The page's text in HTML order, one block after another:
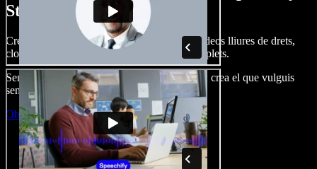
Studio.
Crea dobl. de veu, afegeix imatges, àudio, vídeos lliures de drets,
clona veus i munta projectes multimèdia complets.
Sense corba d’aprenentatge, tot al navegador: crea el que vulguis
sense els límits de sempre.
Obre l'Studio